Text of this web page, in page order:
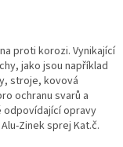
proti korozi. Vynikající
jako jsou například
stroje, kovová
ochranu svarů a
odpovídající opravy
Zinek sprej Kat.č.